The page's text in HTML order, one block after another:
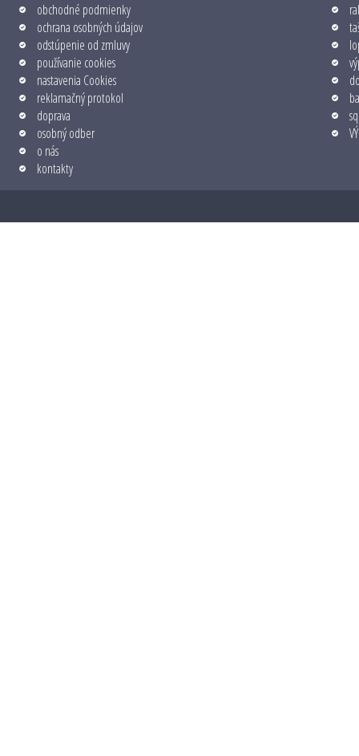
obchodné podmienky
ochrana osobných údajov
odstúpenie od zmluvy
používanie cookies
nastavenia Cookies
reklamačný protokol
doprava
osobný odber
o nás
kontakty